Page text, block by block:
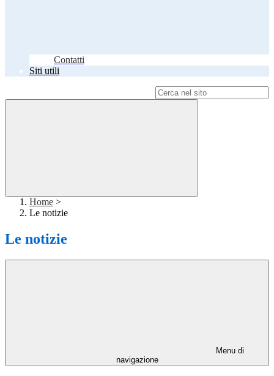
Contatti
Siti utili
Home >
Le notizie
Le notizie
Menu di
navigazione